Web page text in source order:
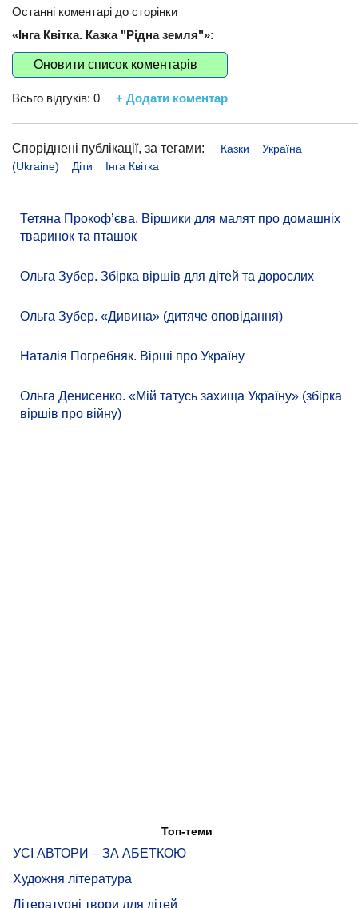
Останні коментарі до сторінки
«Інга Квітка. Казка "Рідна земля"»:
Оновити список коментарів
Всьго відгуків: 0 + Додати коментар
Споріднені публікації, за тегами: Казки
Україна
(Ukraine)
Діти Інга Квітка
Тетяна Прокоф’єва. Віршики для малят про домашніх
тваринок та пташок
Ольга Зубер. Збірка віршів для дітей та дорослих
Ольга Зубер. «Дивина» (дитяче оповідання)
Наталія Погребняк. Вірші про Україну
Ольга Денисенко. «Мій татусь захища Україну» (збірка
віршів про війну)
Топ-теми
УСІ АВТОРИ – ЗА АБЕТКОЮ
Художня література
Літературні твори для дітей